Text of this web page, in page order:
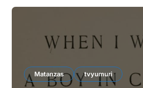
Matanzas tvyumuri